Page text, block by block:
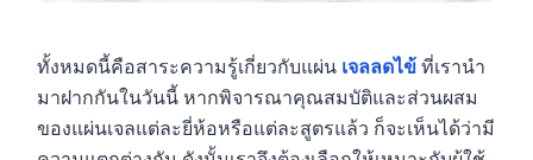
ทั้งหมดนี้คือสาระความรู้เกี่ยวกับแผ่น เจลลดไข้ที่เรานำ
มาฝากกันในวันนี้ หากพิจารณาคุณสมบัติและส่วนผสม
ของแผ่นเจลแต่ละยี่ห้อหรือแต่ละสูตรแล้ว ก็จะเห็นได้ว่ามี